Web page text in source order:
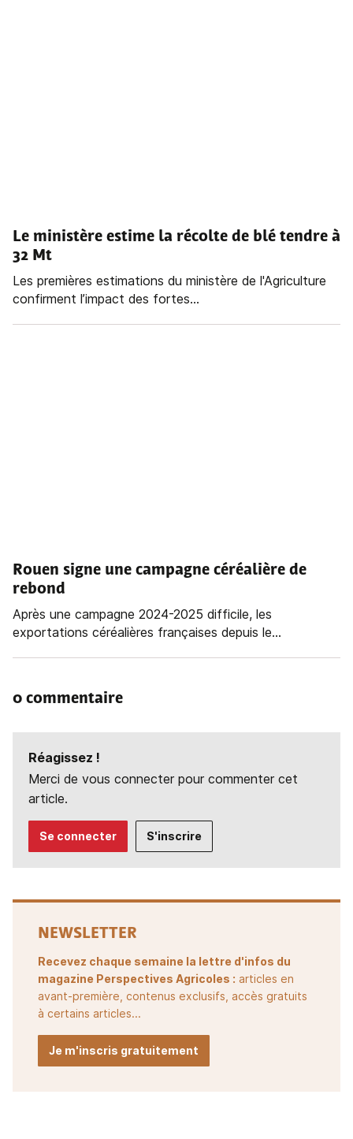
Le ministère estime la récolte de blé tendre à
32 Mt
Les premières estimations du ministère de l'Agriculture
confirment l’impact des fortes...
Rouen signe une campagne céréalière de
rebond
Après une campagne 2024-2025 difficile, les
exportations céréalières françaises depuis le...
0 commentaire
Réagissez !
Merci de vous connecter pour commenter cet
article.
Se connecter S'inscrire
NEWSLETTER
Recevez chaque semaine la lettre d'infos du
magazine Perspectives Agricoles : articles en
avant-première, contenus exclusifs, accès gratuits
à certains articles...
Je m'inscris gratuitement